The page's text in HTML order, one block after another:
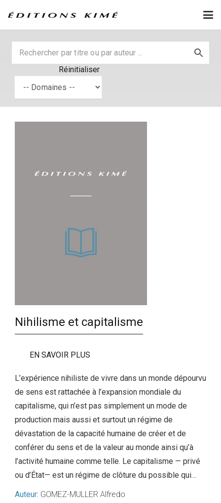
Réinitialiser
Nihilisme et capitalisme
EN SAVOIR PLUS
L’expérience nihiliste de vivre dans un monde dépourvu
de sens est rattachée à l’expansion mondiale du
capitalisme, qui n’est pas simplement un mode de
production mais aussi et surtout un régime de
dévastation de la capacité humaine de créer et de
conférer du sens et de la valeur au monde ainsi qu’à
l’activité humaine comme telle. Le capitalisme — privé
ou d’État— est un régime de clôture du possible qui…
Auteur: GOMEZ-MULLER Alfredo